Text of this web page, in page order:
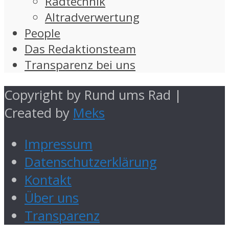
Altradverwertung
People
Das Redaktionsteam
Transparenz bei uns
Copyright by Rund ums Rad |
Created by Meks
Impressum
Datenschutzerklärung
Kontakt
Über uns
Transparenz